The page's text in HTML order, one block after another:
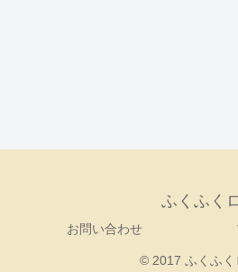
ふくふく
お問い合わせ
© 2017 ふくふく